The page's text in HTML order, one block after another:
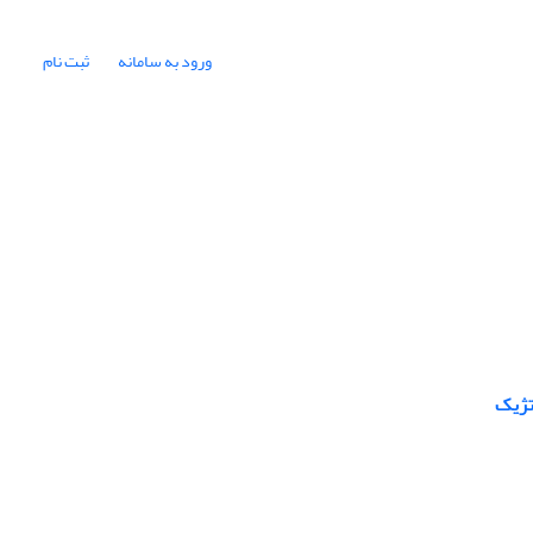
ورود به سامانه ثبت نام